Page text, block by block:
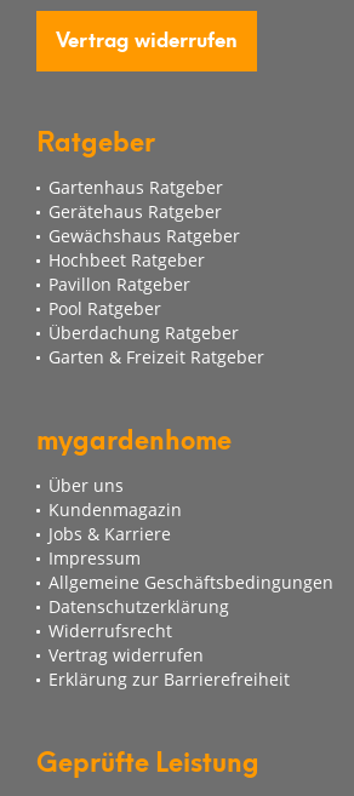
Vertrag widerrufen
Ratgeber
Gartenhaus Ratgeber
Gerätehaus Ratgeber
Gewächshaus Ratgeber
Hochbeet Ratgeber
Pavillon Ratgeber
Pool Ratgeber
Überdachung Ratgeber
Garten & Freizeit Ratgeber
mygardenhome
Über uns
Kundenmagazin
Jobs & Karriere
Impressum
Allgemeine Geschäftsbedingungen
Datenschutzerklärung
Widerrufsrecht
Vertrag widerrufen
Erklärung zur Barrierefreiheit
Geprüfte Leistung